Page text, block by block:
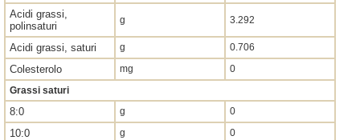
Acidi grassi,
polinsaturi
g 3.292
Acidi grassi, saturi g 0.706
Colesterolo mg
0
Grassi saturi
8:0 g 0
10:0 g 0